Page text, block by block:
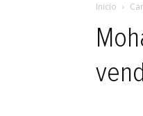
Inicio